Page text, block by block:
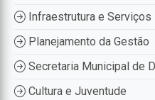
Infraestrutura e
Planejamento da Gestão
Secretaria Municipal de
Cultura e Juventude